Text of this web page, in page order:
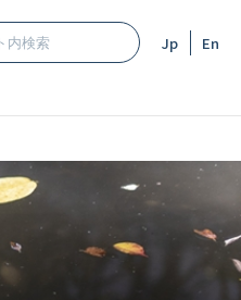
En
Jp